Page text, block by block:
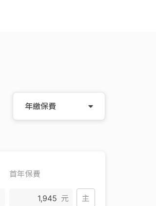
年繳保費
首年保費
1,945 元 主